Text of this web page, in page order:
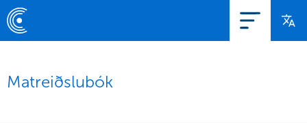
Matreiðslubók